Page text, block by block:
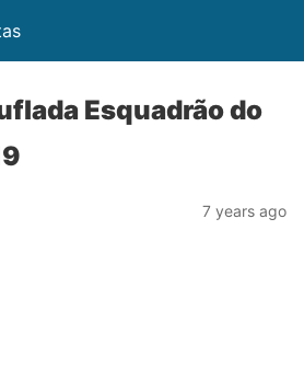
Esquadrão do
7 years ago